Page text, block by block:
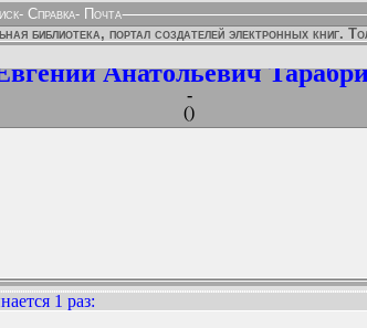
- Справка- Почта
библиотека, портал создателей электронных книг.
Анатольевич
-
()
1 раз: